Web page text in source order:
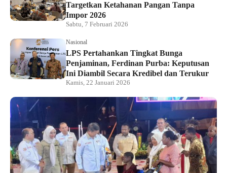
Targetkan Ketahanan Pangan Tanpa
Impor 2026
Sabtu, 7 Februari 2026
Nasional
LPS Pertahankan Tingkat Bunga
Penjaminan, Ferdinan Purba: Keputusan
Ini Diambil Secara Kredibel dan Terukur
Kamis, 22 Januari 2026